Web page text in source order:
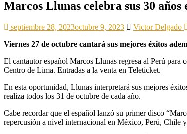
Marcos Llunas celebra sus 30 años
septiembre 28, 2023octubre 9, 2023 Victor Delgado
Viernes 27 de octubre cantará sus mejores éxitos
El cantautor español Marcos Llunas regresa al Perú para
Centro de Lima. Entradas a la venta en Teleticket.
En esta oportunidad, Llunas interpretará sus mejores
realiza todos los 31 de octubre de cada año.
Cabe recordar que el español lanzó su primer disco
repercusión a nivel internacional en México, Perú, Chile